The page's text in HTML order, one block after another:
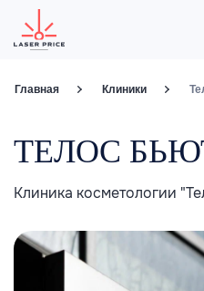
Главная Клиники
ТЕЛОС
Клиника косметологии